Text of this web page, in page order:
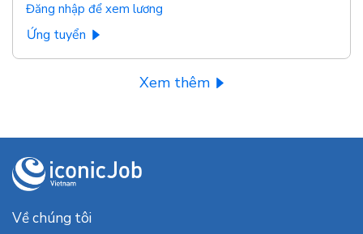
Đăng nhập để xem lương
Ứng tuyển
Xem thêm
Về chúng tôi